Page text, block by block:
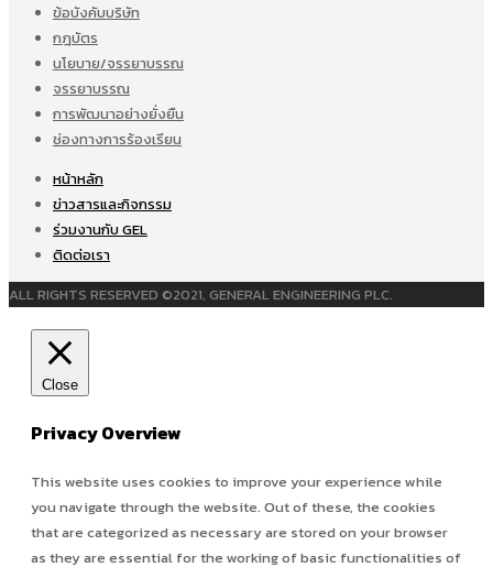
ข้อบังคับบริษัท
กฎบัตร
นโยบาย/จรรยาบรรณ
จรรยาบรรณ
การพัฒนาอย่างยั่งยืน
ช่องทางการร้องเรียน
หน้าหลัก
ข่าวสารและกิจกรรม
ร่วมงานกับ GEL
ติดต่อเรา
ALL RIGHTS RESERVED ©2021, GENERAL ENGINEERING PLC.
Close
Privacy Overview
This website uses cookies to improve your experience while
you navigate through the website. Out of these, the cookies
that are categorized as necessary are stored on your browser
as they are essential for the working of basic functionalities of